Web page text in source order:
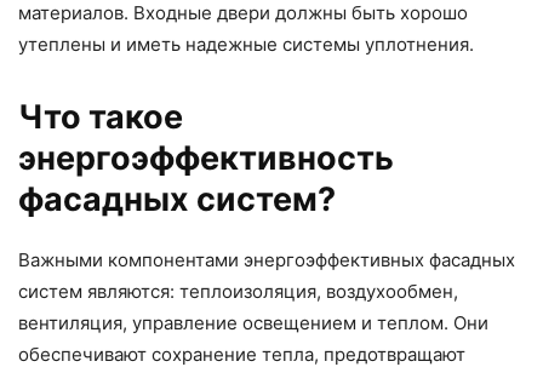
материалов. Входные двери должны быть хорошо
утеплены и иметь надежные системы уплотнения.
Что такое
энергоэффективность
фасадных систем?
Важными компонентами энергоэффективных фасадных
систем являются: теплоизоляция, воздухообмен,
вентиляция, управление освещением и теплом. Они
обеспечивают сохранение тепла, предотвращают